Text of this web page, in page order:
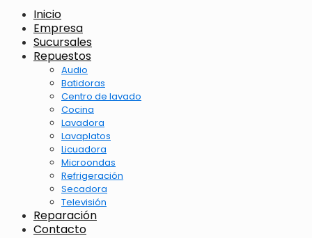
Inicio
Empresa
Sucursales
Repuestos
Audio
Batidoras
Centro de lavado
Cocina
Lavadora
Lavaplatos
Licuadora
Microondas
Refrigeración
Secadora
Televisión
Reparación
Contacto